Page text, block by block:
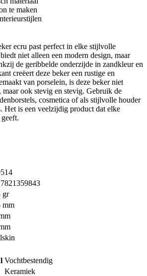
te maken
ecru past perfect in elke stijlvolle
niet alleen een modern design, maar
de geribbelde onderzijde in zandkleur en
creëert deze beker een rustige en
van porselein, is deze beker niet
maar ook stevig en stevig. Gebruik de
cosmetica of als stijlvolle houder
Het is een veelzijdig product dat elke
gr
mm
Vochtbestendig
Keramiek